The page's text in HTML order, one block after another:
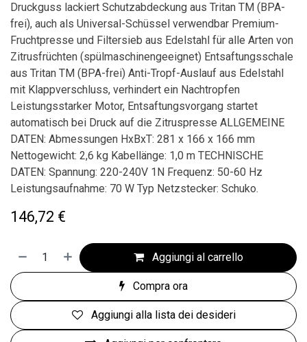
Druckguss lackiert Schutzabdeckung aus Tritan TM (BPA-
frei), auch als Universal-Schüssel verwendbar Premium-
Fruchtpresse und Filtersieb aus Edelstahl für alle Arten von
Zitrusfrüchten (spülmaschinengeeignet) Entsaftungsschale
aus Tritan TM (BPA-frei) Anti-Tropf-Auslauf aus Edelstahl
mit Klappverschluss, verhindert ein Nachtropfen
Leistungsstarker Motor, Entsaftungsvorgang startet
automatisch bei Druck auf die Zitruspresse ALLGEMEINE
DATEN: Abmessungen HxBxT: 281 x 166 x 166 mm
Nettogewicht: 2,6 kg Kabellänge: 1,0 m TECHNISCHE
DATEN: Spannung: 220-240V 1N Frequenz: 50-60 Hz
Leistungsaufnahme: 70 W Typ Netzstecker: Schuko.
146,72 €
Aggiungi al carrello
Compra ora
Aggiungi alla lista dei desideri